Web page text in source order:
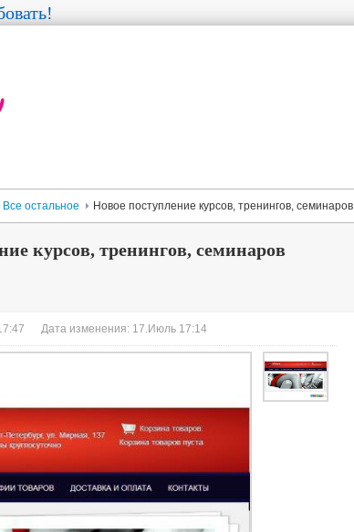
Все остальное Новое поступление курсов, тренингов, семинаров
курсов, тренингов, семинаров
Дата изменения: 17.Июль 17:14